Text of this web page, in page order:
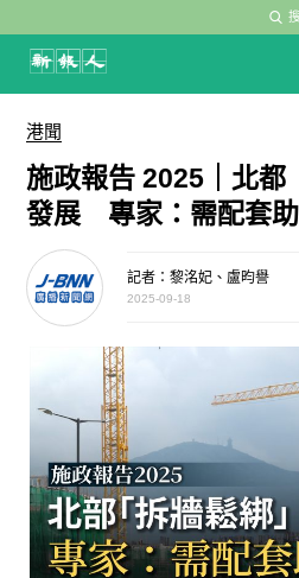
港聞
施政報告 2025｜北都
發展 專家：需配套
記者：黎洺妃、盧昀譽
2025-09-18